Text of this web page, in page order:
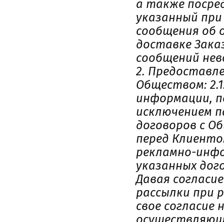
а также
указанный
сообщения об
доставке
сообщений
2.
Обществом:
информации,
исключением
договоров с
перед
рекламно-
указанных
Давая
рассылки при
свое